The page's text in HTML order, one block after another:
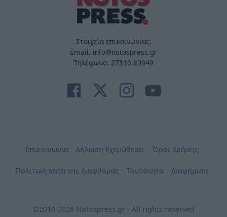
Στοιχεία επικοινωνίας:
Email. info@notospress.gr
Τηλέφωνο: 27310.89949
Επικοινωνία Δήλωση Εχεμύθειας Όροι Χρήσης
Πολιτική κατά της Διαφθοράς Ταυτότητα Διαφήμιση
©2010-2026 Notospress.gr - All rights reserved